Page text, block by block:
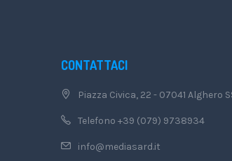
CONTATTACI
Piazza Civica, 22 - 07041 Alghero
Telefono +39 (079) 9738934
info@mediasard.it